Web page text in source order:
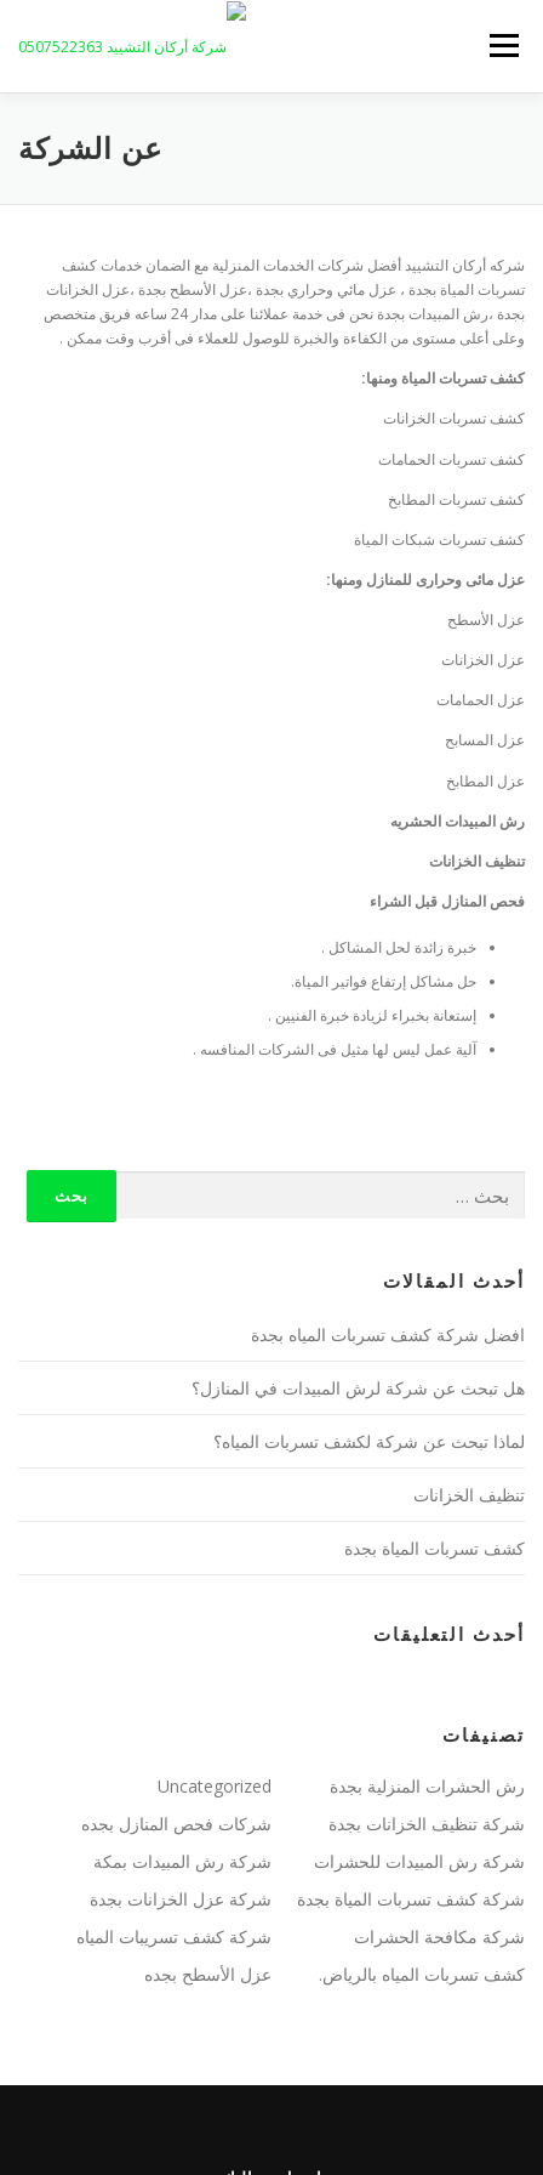
المحتوى
القائمة
الرئيسية خدمات الشركةعن الشركة
شركه أركان التشييد أفضل شركات الخدمات المنزلية مع الضمان خدمات كشف
تسربات المياة بجدة ، عزل مائي وحراري بجدة ،عزل الأسطح بجدة ،عزل الخزانات
بجدة ،رش المبيدات بجدة نحن فى خدمة عملائنا على مدار 24 ساعه فريق متخصص
وعلى أعلى مستوى من الكفاءة والخبرة للوصول للعملاء فى أقرب وقت ممكن .
كشف تسربات المياة ومنها:
كشف تسربات الخزانات
كشف تسربات الحمامات
كشف تسربات المطابخ
كشف تسربات شبكات المياة
عزل مائى وحرارى للمنازل ومنها:
عزل الأسطح
عزل الخزانات
عزل الحمامات
عزل المسابح
عزل المطابخ
رش المبيدات الحشريه
تنظيف الخزانات
فحص المنازل قبل الشراء
خبرة زائدة لحل المشاكل .
حل مشاكل إرتفاع فواتير المياة.
إستعانة بخبراء لزيادة خبرة الفنيين .
آلية عمل ليس لها مثيل فى الشركات المنافسه .
عن:
أحدث المقالات
افضل شركة كشف تسربات المياه بجدة
هل تبحث عن شركة لرش المبيدات في المنازل؟
لماذا تبحث عن شركة لكشف تسربات المياه؟
تنظيف الخزانات
كشف تسربات المياة بجدة
أحدث التعليقات
تصنيفات
Uncategorized
رش الحشرات المنزلية بجدة
شركات فحص المنازل بجده
شركة تنظيف الخزانات بجدة
شركة رش المبيدات بمكة
شركة رش المبيدات للحشرات
شركة عزل الخزانات بجدة
شركة كشف تسربات المياة بجدة
شركة كشف تسريبات المياه
شركة مكافحة الحشرات
عزل الأسطح بجده
كشف تسربات المياه بالرياض.